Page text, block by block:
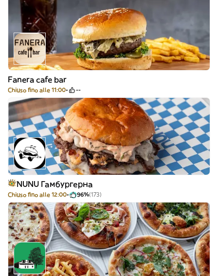
Fanera cafe bar
Chiuso fino alle 11:00 --
NUNU Гамбургерна
Chiuso fino alle 12:00 96%(173)